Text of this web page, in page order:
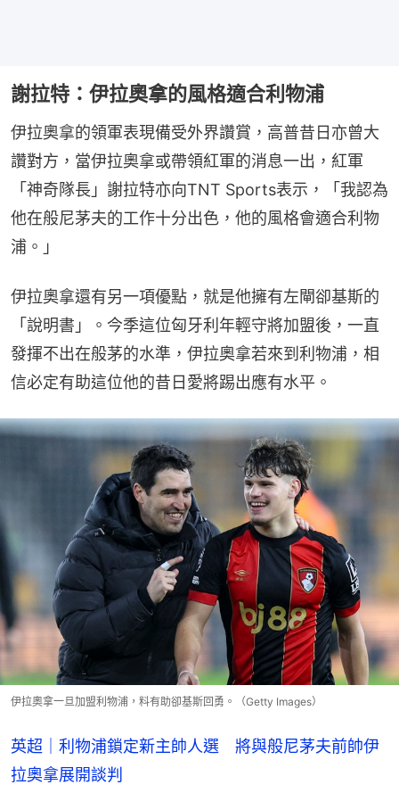
謝拉特：伊拉奧拿的風格適合利物浦
伊拉奧拿的領軍表現備受外界讚賞，高普昔日亦曾大
讚對方，當伊拉奧拿或帶領紅軍的消息一出，紅軍
「神奇隊長」謝拉特亦向TNT Sports表示，「我認為
他在般尼茅夫的工作十分出色，他的風格會適合利物
浦。」
伊拉奧拿還有另一項優點，就是他擁有左閘卻基斯的
「說明書」。今季這位匈牙利年輕守將加盟後，一直
發揮不出在般茅的水準，伊拉奧拿若來到利物浦，相
信必定有助這位他的昔日愛將踢出應有水平。
伊拉奧拿一旦加盟利物浦，料有助卻基斯回勇。（Getty Images）
英超｜利物浦鎖定新主帥人選 將與般尼茅夫前帥伊
拉奧拿展開談判